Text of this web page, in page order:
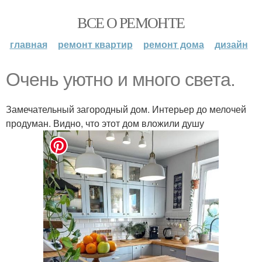
ВСЕ О РЕМОНТЕ
главная ремонт квартир ремонт дома дизайн
Очень уютно и много света.
Замечательный загородный дом. Интерьер до мелочей
продуман. Видно, что этот дом вложили душу